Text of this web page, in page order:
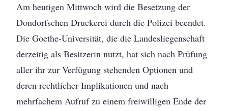
Am heutigen Mittwoch wird die Besetzung der
Dondorfschen Druckerei durch die Polizei beendet.
Die Goethe-Universität, die die Landesliegenschaft
derzeitig als Besitzerin nutzt, hat sich nach Prüfung
aller ihr zur Verfügung stehenden Optionen und
deren rechtlicher Implikationen und nach
mehrfachem Aufruf zu einem freiwilligen Ende der